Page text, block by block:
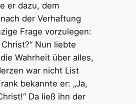
er dazu, dem
der Verhaftung
Frage vorzulegen:
Nun liebte
Wahrheit über alles,
war nicht List
bekannte er: „Ja,
Da ließ ihn der